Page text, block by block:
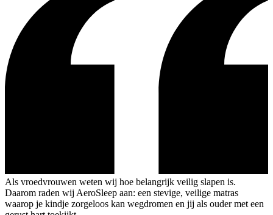
Als vroedvrouwen weten wij hoe belangrijk veilig slapen is.
Daarom raden wij AeroSleep aan: een stevige, veilige matras
waarop je kindje zorgeloos kan wegdromen en jij als ouder met een